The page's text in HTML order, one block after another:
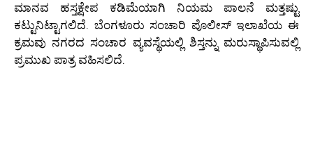
ಮಾನವ ಹಸ್ತಕ್ಷೇಪ ಕಡಿಮೆಯಾಗಿ ನಿಯಮ ಪಾಲನೆ ಮತ್ತಷ್ಟು
ಕಟ್ಟುನಿಟ್ಟಾಗಲಿದೆ. ಬೆಂಗಳೂರು ಸಂಚಾರಿ ಪೊಲೀಸ್ ಇಲಾಖೆಯ ಈ
ಕ್ರಮವು ನಗರದ ಸಂಚಾರ ವ್ಯವಸ್ಥೆಯಲ್ಲಿ ಶಿಸ್ತನ್ನು ಮರುಸ್ಥಾಪಿಸುವಲ್ಲಿ
ಪ್ರಮುಖ ಪಾತ್ರ ವಹಿಸಲಿದೆ.